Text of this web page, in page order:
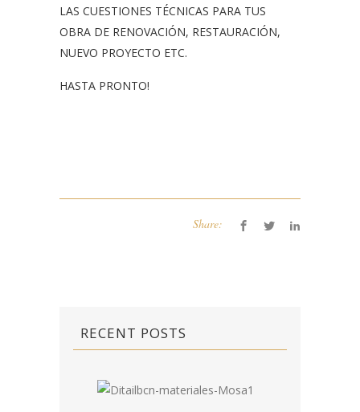
LAS CUESTIONES TÉCNICAS PARA TUS
OBRA DE RENOVACIÓN, RESTAURACIÓN,
NUEVO PROYECTO ETC.
HASTA PRONTO!
Share:
RECENT POSTS